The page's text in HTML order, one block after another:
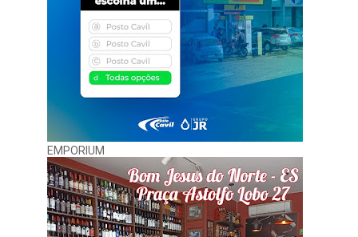
EMPORIUM